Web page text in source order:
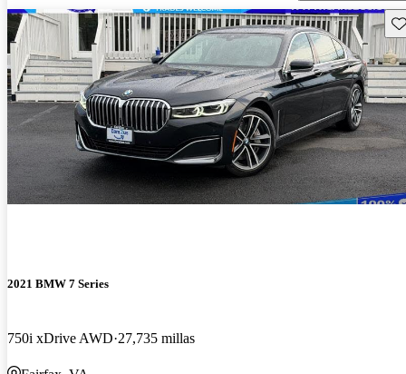
2021 BMW 7 Series
750i xDrive AWD 27,735 millas